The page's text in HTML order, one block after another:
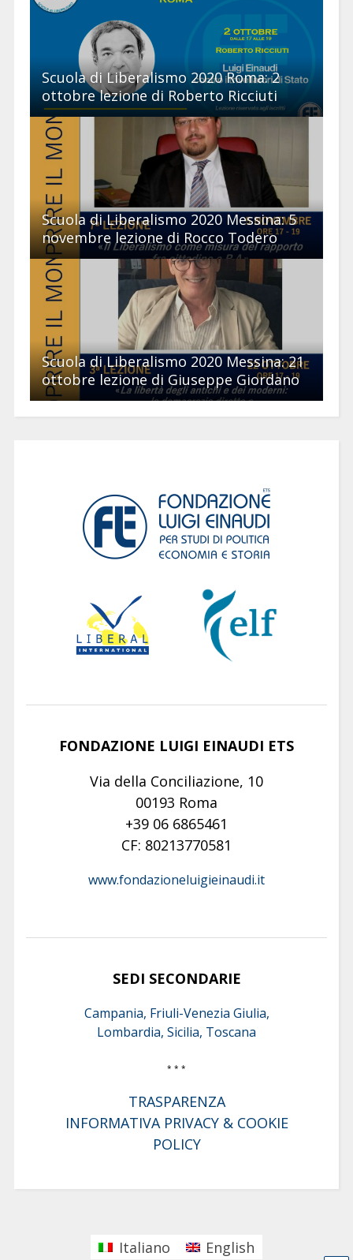
Scuola di Liberalismo 2020 Roma: 2
ottobre lezione di Roberto Ricciuti
Scuola di Liberalismo 2020 Messina: 5
novembre lezione di Rocco Todero
Scuola di Liberalismo 2020 Messina: 21
ottobre lezione di Giuseppe Giordano
FONDAZIONE LUIGI EINAUDI ETS
Via della Conciliazione, 10
00193 Roma
+39 06 6865461
CF: 80213770581
www.fondazioneluigieinaudi.it
SEDI SECONDARIE
Campania, Friuli-Venezia Giulia,
Lombardia, Sicilia, Toscana
* * *
TRASPARENZA
INFORMATIVA PRIVACY & COOKIE
POLICY
Italiano English